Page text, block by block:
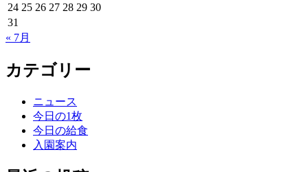
24 25 26 27 28 29 30
31
« 7月
カテゴリー
ニュース
今日の1枚
今日の給食
入園案内